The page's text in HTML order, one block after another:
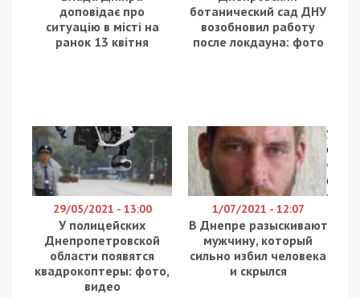
У Львові викрито масштабну схему зловживання
службовим становищем під час проведення
публічних закупівель в одному з національних
гривень. Про це повідомдяє 49000з посиланням на
Кіберполіцію.
Кіберполіцейські Львівщини спільно зі слідчими
Головного управління Нацполіції, за
процесуального керівництва Львівської та
Галицької окружної прокуратур, а також за
сприяння УСБУ в області, встановили, що до
схеми причетніперший проректортаначальник
відділу державних закупівель